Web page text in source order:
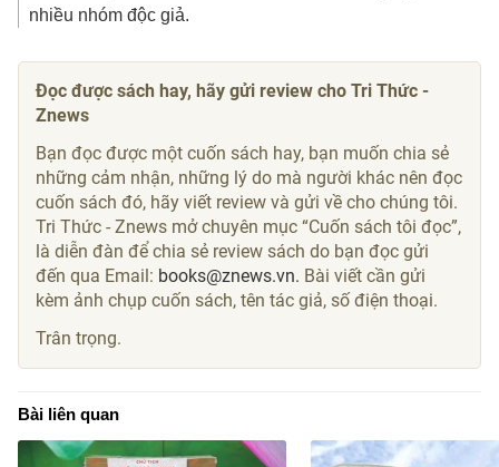
nhiều nhóm độc giả.
Đọc được sách hay, hãy gửi review cho Tri Thức -
Znews
Bạn đọc được một cuốn sách hay, bạn muốn chia sẻ
những cảm nhận, những lý do mà người khác nên đọc
cuốn sách đó, hãy viết review và gửi về cho chúng tôi.
Tri Thức - Znews mở chuyên mục “Cuốn sách tôi đọc”,
là diễn đàn để chia sẻ review sách do bạn đọc gửi
đến qua Email: books@znews.vn. Bài viết cần gửi
kèm ảnh chụp cuốn sách, tên tác giả, số điện thoại.
Trân trọng.
Bài liên quan